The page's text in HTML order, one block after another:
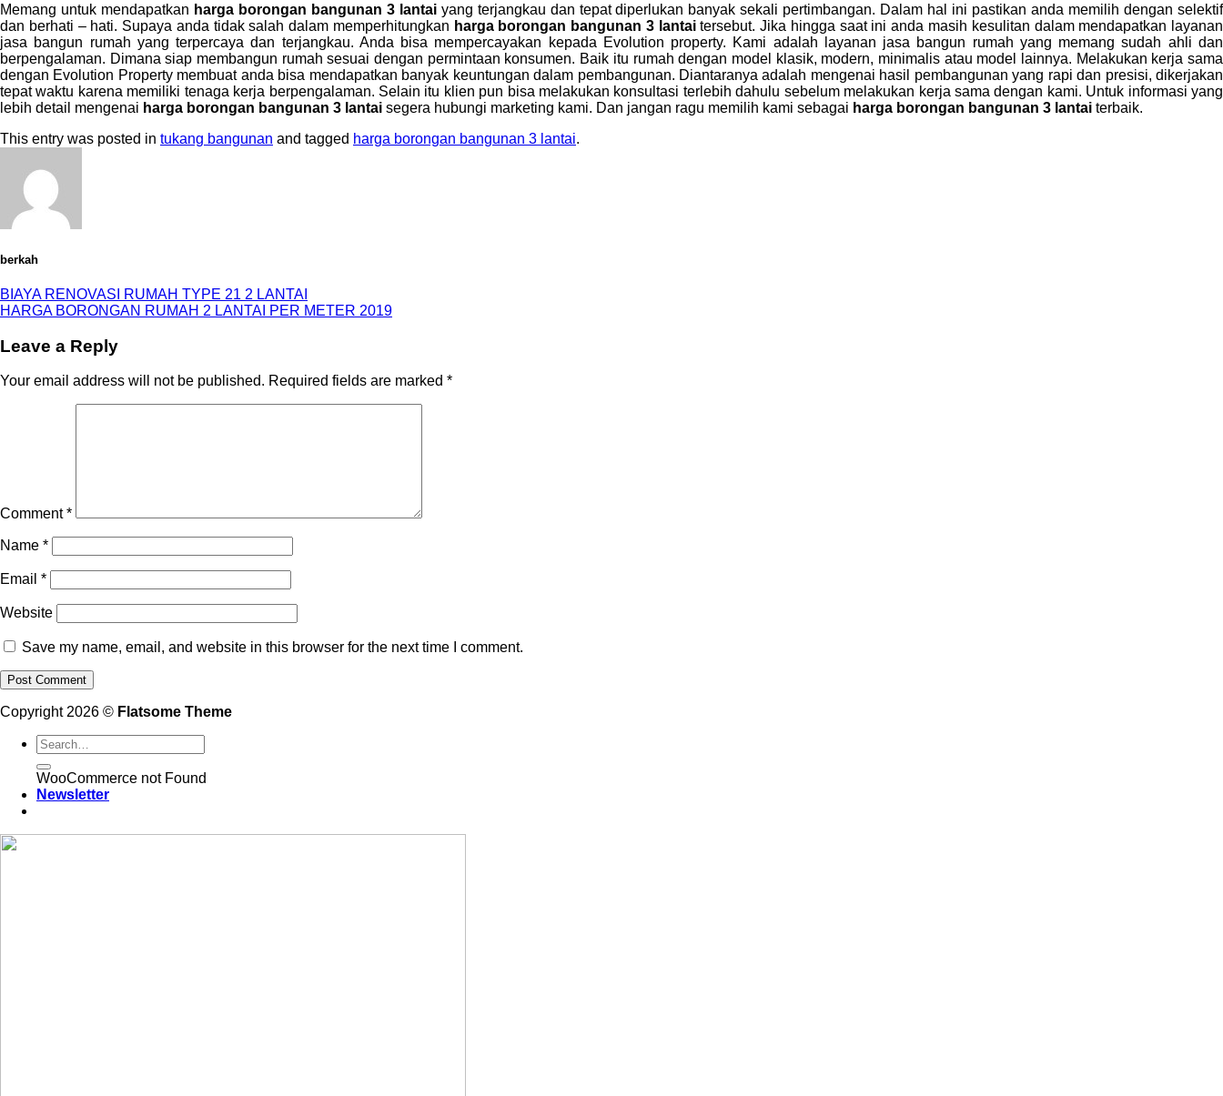
Memang untuk mendapatkan harga borongan bangunan 3 lantai yang terjangkau dan tepat diperlukan banyak sekali pertimbangan. Dalam hal ini pastikan anda memilih dengan selektif
dan berhati – hati. Supaya anda tidak salah dalam memperhitungkan harga borongan bangunan 3 lantaitersebut. Jika hingga saat ini anda masih kesulitan dalam mendapatkan layanan
jasa bangun rumah yang terpercaya dan terjangkau. Anda bisa mempercayakan kepada Evolution property. Kami adalah layanan jasa bangun rumah yang memang sudah ahli dan
berpengalaman. Dimana siap membangun rumah sesuai dengan permintaan konsumen. Baik itu rumah dengan model klasik, modern, minimalis atau model lainnya. Melakukan kerja sama
dengan Evolution Property membuat anda bisa mendapatkan banyak keuntungan dalam pembangunan. Diantaranya adalah mengenai hasil pembangunan yang rapi dan presisi, dikerjakan
tepat waktu karena memiliki tenaga kerja berpengalaman. Selain itu klien pun bisa melakukan konsultasi terlebih dahulu sebelum melakukan kerja sama dengan kami. Untuk informasi yang
lebih detail mengenai harga borongan bangunan 3 lantai segera hubungi marketing kami. Dan jangan ragu memilih kami sebagai harga borongan bangunan 3 lantai terbaik.
This entry was posted in tukang bangunan and tagged harga borongan bangunan 3 lantai.
berkah
BIAYA RENOVASI RUMAH TYPE 21 2 LANTAI
HARGA BORONGAN RUMAH 2 LANTAI PER METER 2019
Leave a Reply
Your email address will not be published. Required fields are marked *
Comment*
Name *
Email *
Website
Save my name, email, and website in this browser for the next time I comment.
Copyright 2026 © Flatsome Theme
WooCommerce not Found
Newsletter